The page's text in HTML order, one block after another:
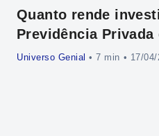
Quanto rende
Previdência Privada
Universo Genial • • 17/04/